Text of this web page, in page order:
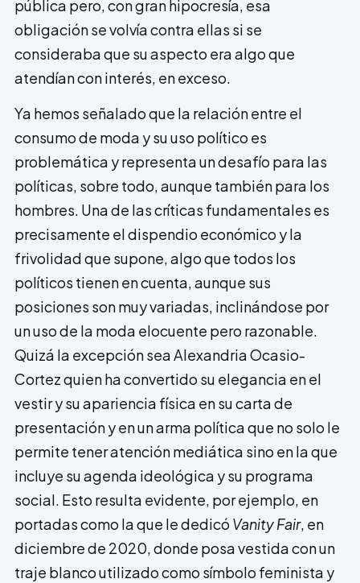
pública pero, con gran hipocresía, esa
obligación se volvía contra ellas si se
consideraba que su aspecto era algo que
atendían con interés, en exceso.
Ya hemos señalado que la relación entre el
consumo de moda y su uso político es
problemática y representa un desafío para las
políticas, sobre todo, aunque también para los
hombres. Una de las críticas fundamentales es
precisamente el dispendio económico y la
frivolidad que supone, algo que todos los
políticos tienen en cuenta, aunque sus
posiciones son muy variadas, inclinándose por
un uso de la moda elocuente pero razonable.
Quizá la excepción sea Alexandria Ocasio-
Cortez quien ha convertido su elegancia en el
vestir y su apariencia física en su carta de
presentación y en un arma política que no solo le
permite tener atención mediática sino en la que
incluye su agenda ideológica y su programa
social. Esto resulta evidente, por ejemplo, en
portada­s como la que le dedicó Vanity Fair, en
diciembre de 2020, donde posa vestida con un
traje blanco utilizado como símbolo feminista y